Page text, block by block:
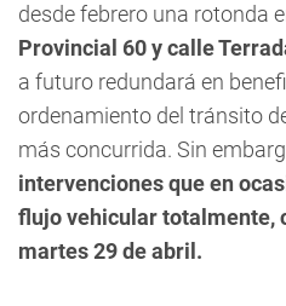
desde febrero una rotonda
Provincial 60 y calle
a futuro redundará en
ordenamiento del tránsito
más concurrida. Sin
intervenciones que en
flujo vehicular totalmente,
martes 29 de abril.